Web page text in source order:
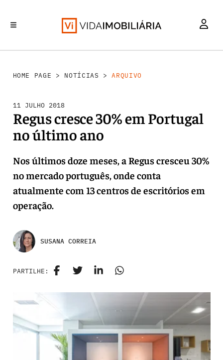
HOME PAGE > NOTÍCIAS >ARQUIVO
11 JULHO 2018
Regus cresce 30% em Portugal
no último ano
Nos últimos doze meses, a Regus cresceu 30%
no mercado português, onde conta
atualmente com 13 centros de escritórios em
operação.
SUSANA CORREIA
PARTILHE: